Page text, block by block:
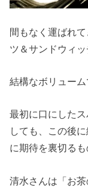
間もなく運ばれ
ツ＆サンドウィッ
結構なボリューム
最初に口にした
しても、この後
に期待を裏切るも
清水さんは「お